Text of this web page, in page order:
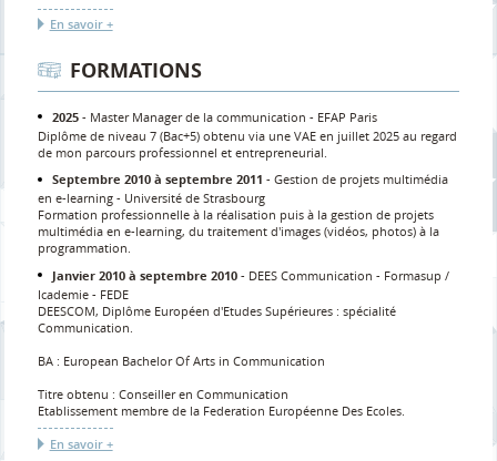
En savoir +
FORMATIONS
2025 Master Manager de la communication
EFAP Paris
Diplôme de niveau 7 (Bac+5) obtenu via une VAE en juillet 2025 au regard
de mon parcours professionnel et entrepreneurial.
Septembre 2010 à septembre 2011
Gestion de projets multimédia
en e-learning
Université de Strasbourg
Formation professionnelle à la réalisation puis à la gestion de projets
multimédia en e-learning, du traitement d'images (vidéos, photos) à la
programmation.
Janvier 2010 à septembre 2010
DEES Communication
Formasup /
Icademie - FEDE
DEESCOM, Diplôme Européen d'Etudes Supérieures : spécialité
Communication.
BA : European Bachelor Of Arts in Communication
Titre obtenu : Conseiller en Communication
Etablissement membre de la Federation Européenne Des Ecoles.
En savoir +